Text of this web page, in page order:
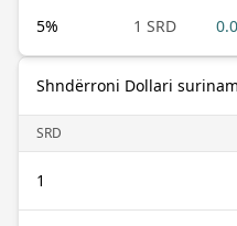
5% 1 SRD
Shndërroni Dollari
SRD
1